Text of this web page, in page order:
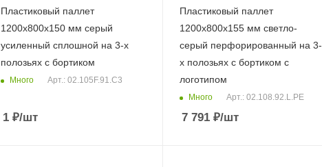
Пластиковый паллет
1200х800х150 мм серый
усиленный сплошной на 3-х
полозьяx с бортиком
Много Арт.: 02.105F.91.С3
1₽/шт
Пластиковый паллет
1200х800х155 мм светло-
серый перфорированный на 3-
х полозьяx с бортиком с
логотипом
Много Арт.: 02.108.92.L.PE
7 791₽/шт